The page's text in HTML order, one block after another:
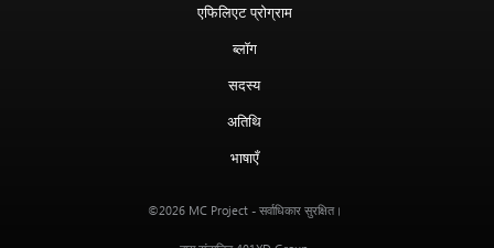
एफिलिएट प्रोग्राम
ब्लॉग
सदस्य
अतिथि
भाषाएँ
©2026 MC Project - सर्वाधिकार सुरक्षित।